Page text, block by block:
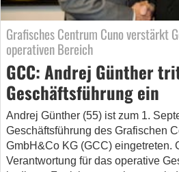
Grafisches Centrum Cuno verstärkt
operativen Bereich
GCC: Andrej Günther
Geschäftsführung ein
Andrej Günther (55) ist zum 1.
Geschäftsführung des Grafischen
GmbH&Co KG (GCC) eingetreten.
Verantwortung für das operative